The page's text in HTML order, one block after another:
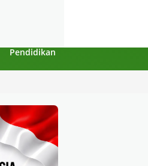
Pendidikan